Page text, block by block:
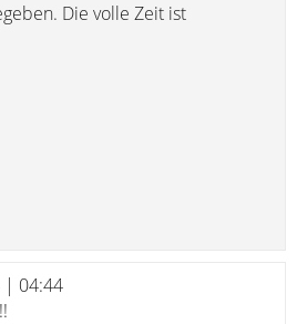
Die volle Zeit ist
| 04:44